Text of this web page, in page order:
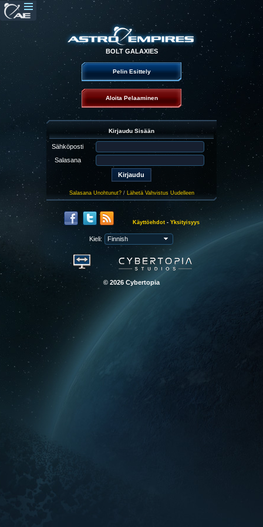
BOLT GALAXIES
Pelin Esittely
Aloita Pelaaminen
Kirjaudu Sisään
Sähköposti
Salasana
Salasana Unohtunut?/ Lähetä Vahvistus Uudelleen
Käyttöehdot- Yksityisyys
Kieli:
© 2026 Cybertopia